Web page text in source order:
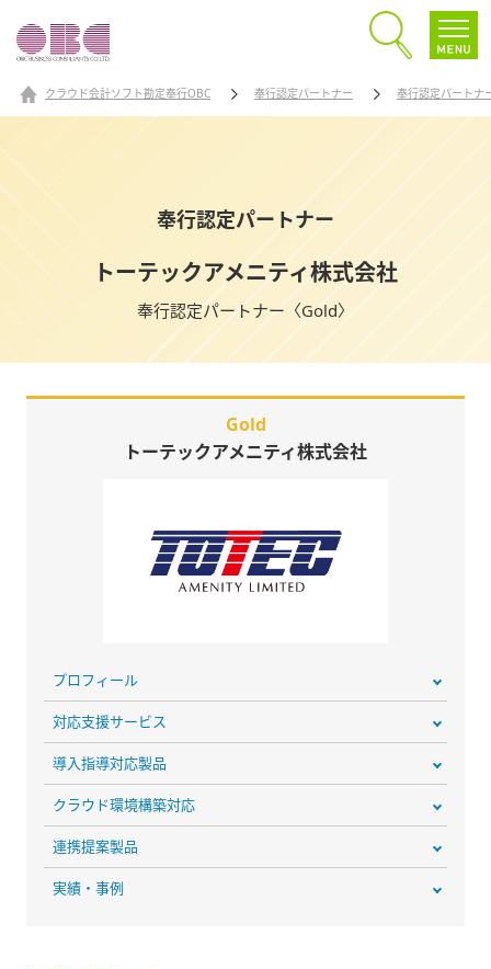
クラウド会計ソフト勘定奉行OBC 奉行認定パートナー 奉行認定パートナ
奉行認定パートナー
トーテックアメニティ株式会社
奉行認定パートナー〈Gold〉
Gold
トーテックアメニティ株式会社
プロフィール
対応支援サービス
導入指導対応製品
クラウド環境構築対応
連携提案製品
実績・事例